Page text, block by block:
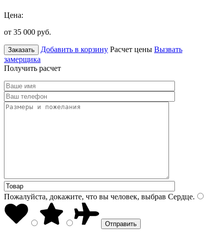
Цена:
от 35 000 руб.
Заказать Добавить в корзину Расчет цены Вызвать
замерщика
Получить расчет
Пожалуйста, докажите, что вы человек, выбрав Сердце.